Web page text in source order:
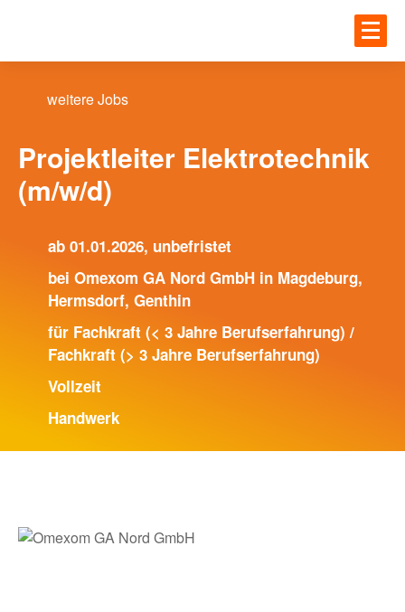
JOBS
Gesundheit
Handwerk
Ingenieur und Technik
Logistik
UNTERNEHMEN
weitere Jobs
Projektleiter Elektrotechnik
(m/w/d)
ab 01.01.2026, unbefristet
bei Omexom GA Nord GmbH in Magdeburg,
Hermsdorf, Genthin
für Fachkraft (< 3 Jahre Berufserfahrung) /
Fachkraft (> 3 Jahre Berufserfahrung)
Vollzeit
Handwerk